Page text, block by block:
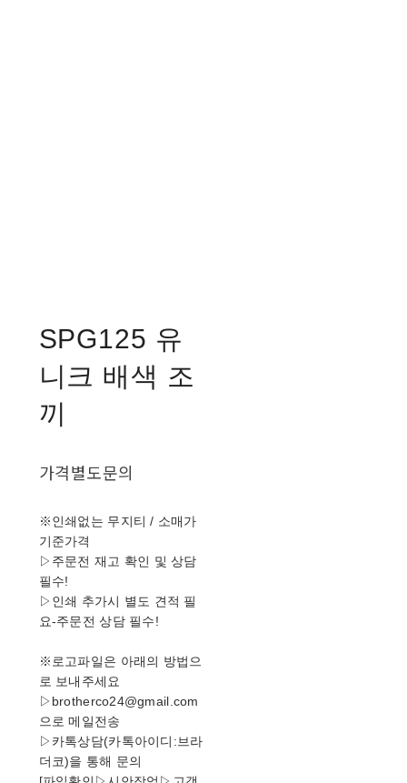
SPG125 유
니크 배색 조
끼
가격별도문의
※인쇄없는 무지티 / 소매가
기준가격
▷주문전 재고 확인 및 상담
필수!
▷인쇄 추가시 별도 견적 필
요-주문전 상담 필수!
※로고파일은 아래의 방법으
로 보내주세요
▷brotherco24@gmail.com
으로 메일전송
▷카톡상담(카톡아이디:브라
더코)을 통해 문의